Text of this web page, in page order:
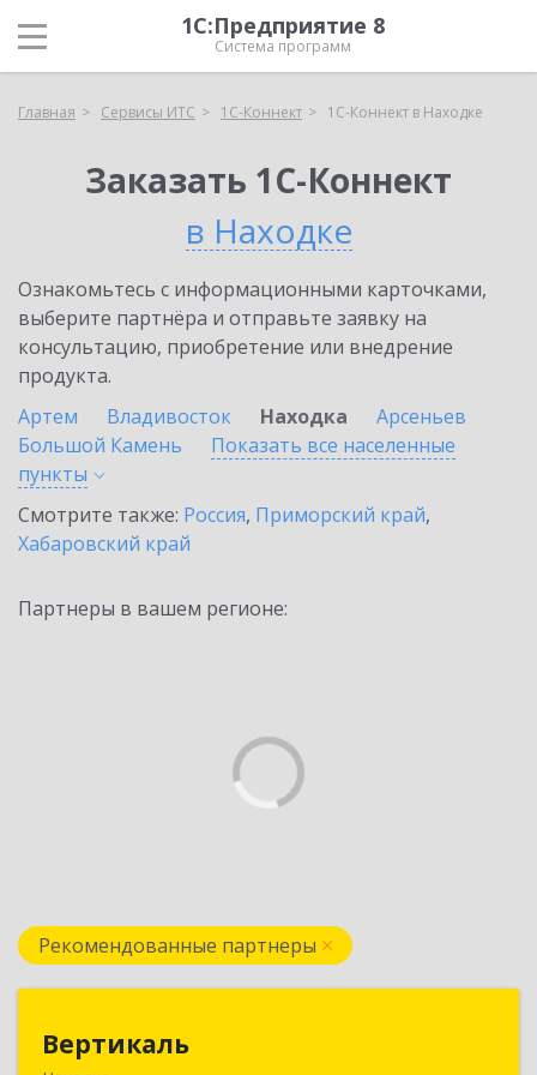
1С:Предприятие 8
Система программ
Главная Сервисы ИТС 1С-Коннект 1С-Коннект в Находке
Заказать 1С-Коннект
в Находке
Ознакомьтесь с информационными карточками,
выберите партнёра и отправьте заявку на
консультацию, приобретение или внедрение
продукта.
Артем
Владивосток Находка
Арсеньев
Большой Камень
Показать все населенные
пункты
Смотрите также: Россия, Приморский край,
Хабаровский край
Партнеры в вашем регионе:
Рекомендованные партнеры
Вертикаль